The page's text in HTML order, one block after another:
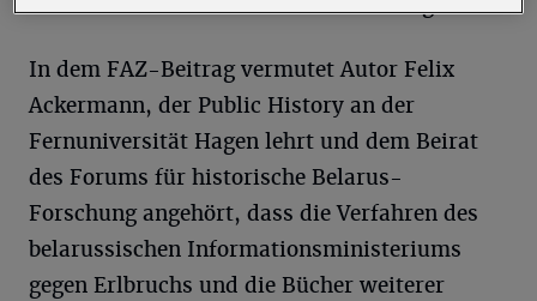
In dem FAZ-Beitrag vermutet Autor Felix
Ackermann, der Public History an der
Fernuniversität Hagen lehrt und dem Beirat
des Forums für historische Belarus-
Forschung angehört, dass die Verfahren des
belarussischen Informationsministeriums
gegen Erlbruchs und die Bücher weiterer